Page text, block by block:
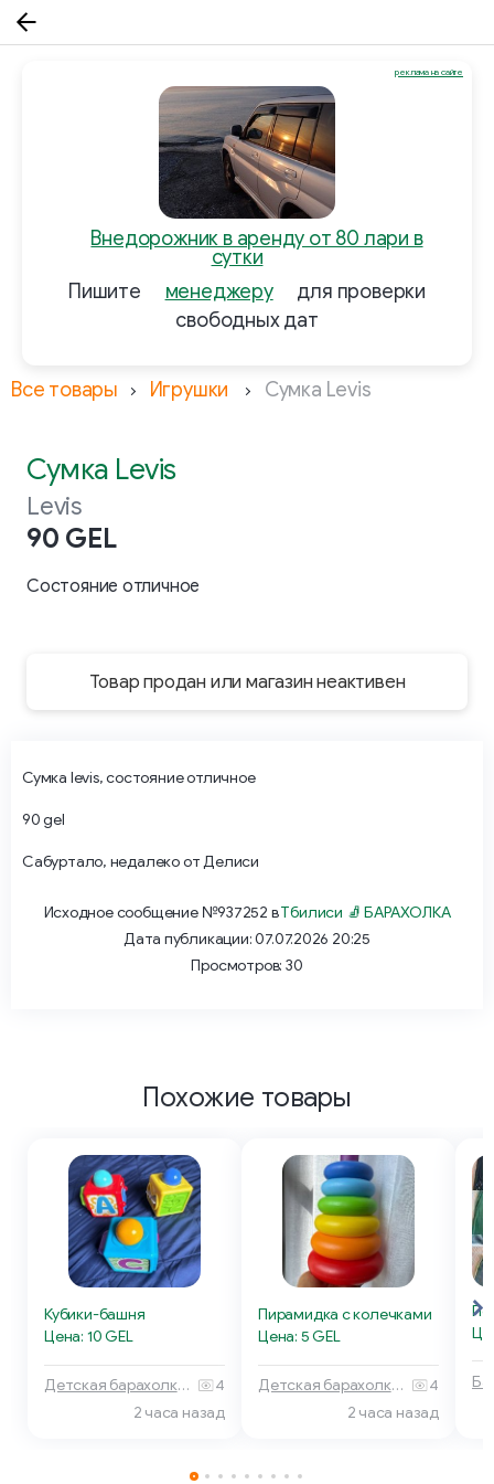
Внедорожник в аренду от 80 лари в
сутки
Пишите
менеджеру
для проверки
свободных дат
реклама на сайте
Все товары Игрушки Сумка Levis
Сумка Levis
Levis
90 GEL
Состояние отличное
Товар продан или магазин неактивен
Сумка levis, состояние отличное
90 gel
Сабуртало, недалеко от Делиси
Исходное сообщение №937252 вТбилиси 🧦 БАРАХОЛКА
Дата публикации: 07.07.2026 20:25
Просмотров: 30
Похожие товары
Кубики-башня
Цена: 10 GEL
Детская барахолка 🧸 Тбилиси
4
2 часа назад
Пирамидка с колечками
Цена: 5 GEL
Детская барахолка 🧸 Тбилиси
4
2 часа назад